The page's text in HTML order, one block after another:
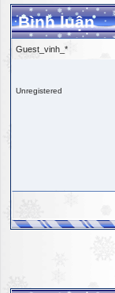
Bình luận
Guest_vinh_*
Unregistered